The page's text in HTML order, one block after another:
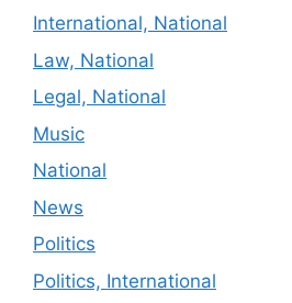
International, National
Law, National
Legal, National
Music
National
News
Politics
Politics, International